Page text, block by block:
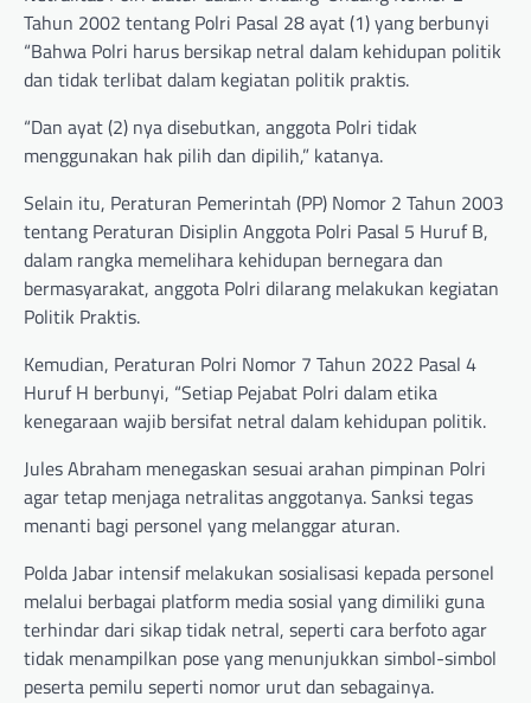
Tahun 2002 tentang Polri Pasal 28 ayat (1) yang berbunyi
“Bahwa Polri harus bersikap netral dalam kehidupan politik
dan tidak terlibat dalam kegiatan politik praktis.
“Dan ayat (2) nya disebutkan, anggota Polri tidak
menggunakan hak pilih dan dipilih,” katanya.
Selain itu, Peraturan Pemerintah (PP) Nomor 2 Tahun 2003
tentang Peraturan Disiplin Anggota Polri Pasal 5 Huruf B,
dalam rangka memelihara kehidupan bernegara dan
bermasyarakat, anggota Polri dilarang melakukan kegiatan
Politik Praktis.
Kemudian, Peraturan Polri Nomor 7 Tahun 2022 Pasal 4
Huruf H berbunyi, “Setiap Pejabat Polri dalam etika
kenegaraan wajib bersifat netral dalam kehidupan politik.
Jules Abraham menegaskan sesuai arahan pimpinan Polri
agar tetap menjaga netralitas anggotanya. Sanksi tegas
menanti bagi personel yang melanggar aturan.
Polda Jabar intensif melakukan sosialisasi kepada personel
melalui berbagai platform media sosial yang dimiliki guna
terhindar dari sikap tidak netral, seperti cara berfoto agar
tidak menampilkan pose yang menunjukkan simbol-simbol
peserta pemilu seperti nomor urut dan sebagainya.